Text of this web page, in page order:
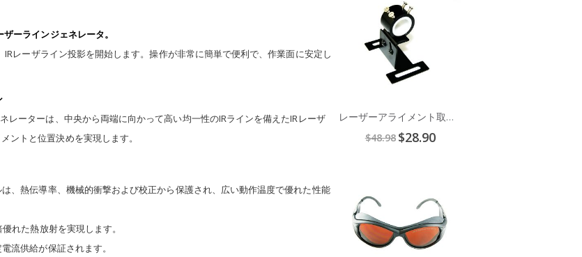
ーラインジェネレータ。
レーザライン投影を開始します。操作が非常に簡単で便利で、作業面に安定し
レーターは、中央から両端に向かって高い均一性のIRラインを備えたIRレーザ
ントと位置決めを実現します。
、熱伝導率、機械的衝撃および校正から保護され、広い動作温度で優れた性能
れた熱放射を実現します。
流供給が保証されます。
レーザーアライメント取付金具
$48.98 Special
Price
$28.90
Cart